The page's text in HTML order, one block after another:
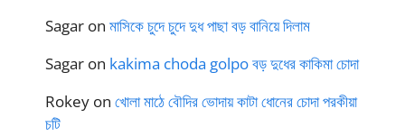
Sagar on মাসিকে চুদে চুদে দুধ পাছা বড় বানিয়ে দিলাম
Sagar on kakima choda golpo বড় দুধের কাকিমা চোদা
Rokey on খোলা মাঠে বৌদির ভোদায় কাটা ধোনের চোদা পরকীয়া
চটি